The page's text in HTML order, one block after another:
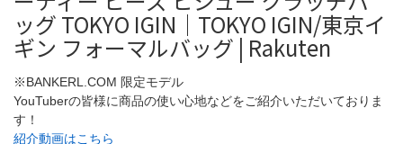
ッグ TOKYO IGIN｜TOKYO IGIN/東京イ
ギン フォーマルバッグ | Rakuten
※BANKERL.COM 限定モデル
YouTuberの皆様に商品の使い心地などをご紹介いただいておりま
す！
紹介動画はこちら